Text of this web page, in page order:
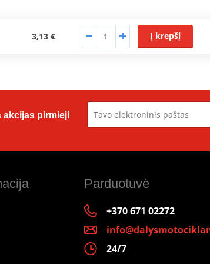
3,13 € Į krepšį
akcijas pirmieji
Parduotuvė
+370 671 02272
24/7